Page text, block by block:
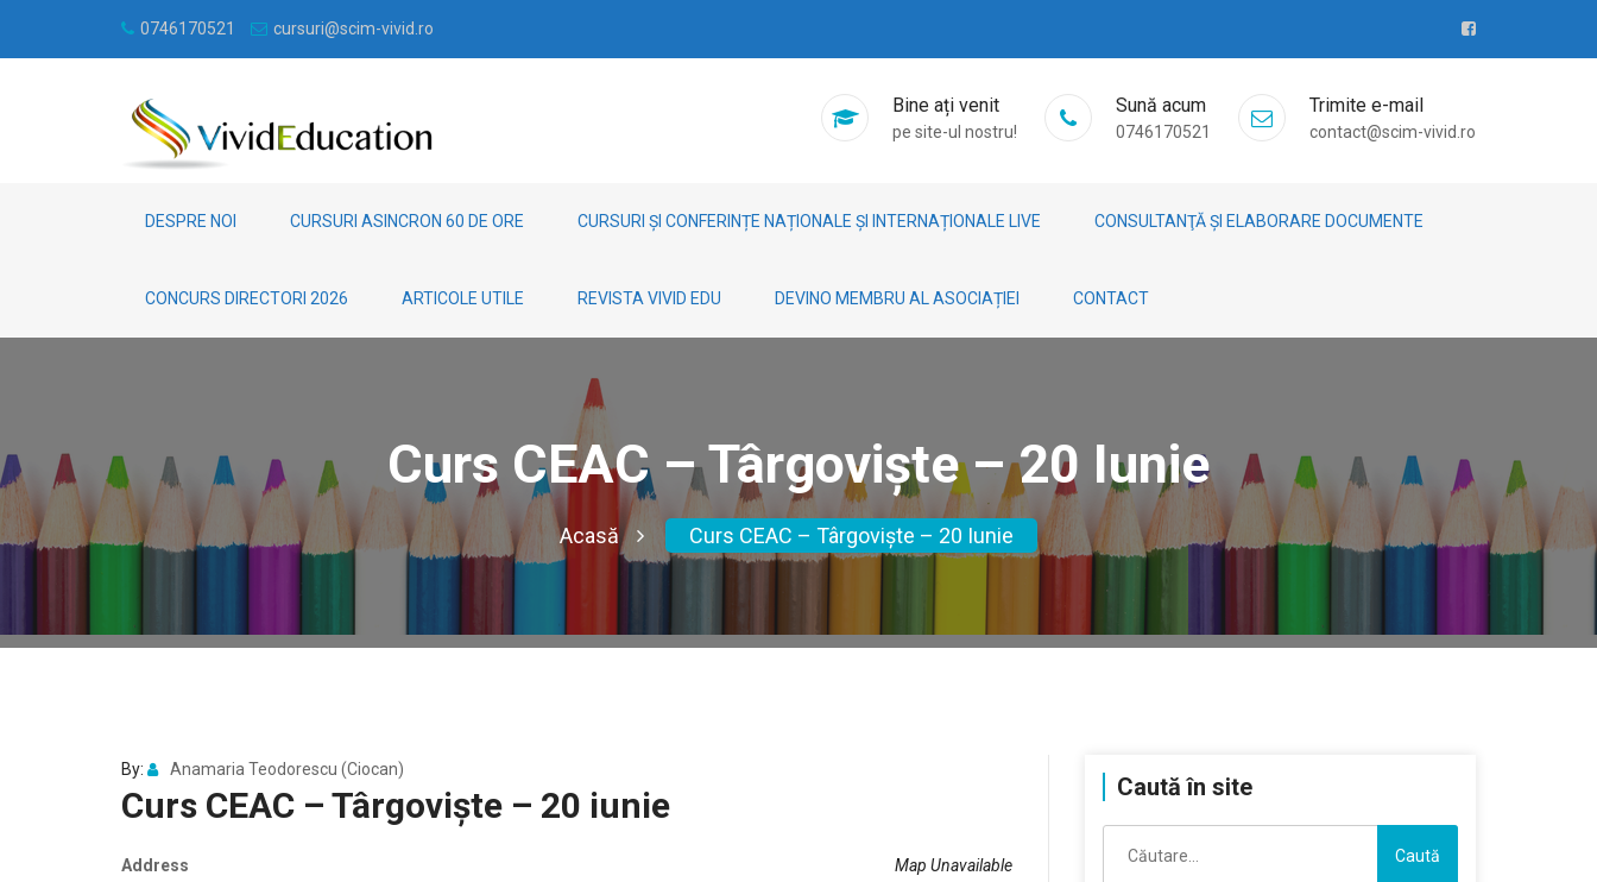
0746170521 cursuri@scim-vivid.ro
Bine ați venit
pe site-ul nostru!
Sună acum
0746170521
Trimite e-mail
contact@scim-vivid.ro
DESPRE NOI CURSURI ASINCRON 60 DE ORE CURSURI ȘI CONFERINȚE NAȚIONALE ȘI INTERNAȚIONALE LIVE CONSULTANŢĂ ȘI ELABORARE DOCUMENTE
CONCURS DIRECTORI 2026 ARTICOLE UTILE REVISTA VIVID EDU DEVINO MEMBRU AL ASOCIAȚIEI CONTACT
Curs CEAC – Târgoviște – 20 Iunie
Acasă Curs CEAC – Târgoviște – 20 Iunie
By: Anamaria Teodorescu (Ciocan)
Curs CEAC – Târgoviște – 20 iunie
Map Unavailable
Address
Caută în site
după: